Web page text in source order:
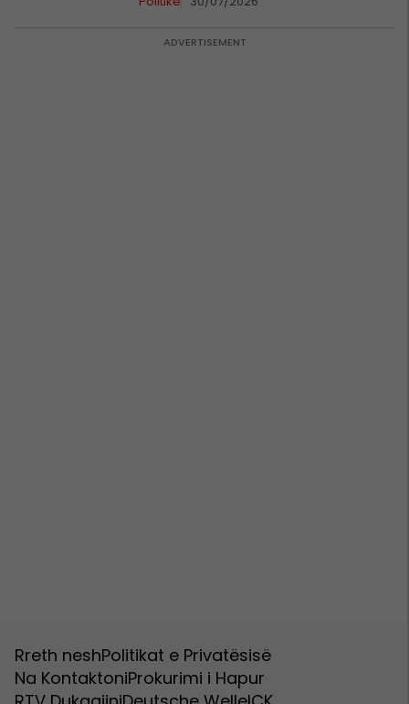
Rreth neshPolitikat e Privatësisë
Na KontaktoniProkurimi i Hapur